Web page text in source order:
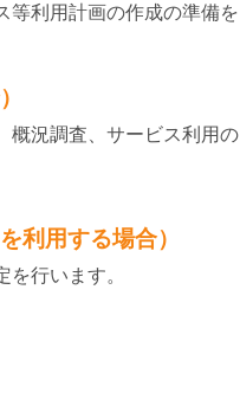
等利用計画の作成の準備を
概況調査、サービス利用の
利用する場合）
を行います。